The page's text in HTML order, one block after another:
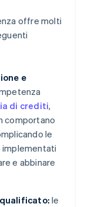
offre molti
e
di crediti,
comportano
le
implementati
e abbinare
le